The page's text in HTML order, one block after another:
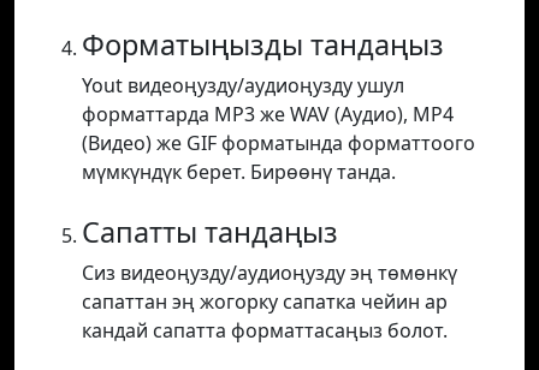
Форматыңызды тандаңыз
Yout видеоңузду/аудиоңузду ушул
форматтарда MP3 же WAV (Аудио), MP4
(Видео) же GIF форматында форматтоого
мүмкүндүк берет. Бирөөнү танда.
Сапатты тандаңыз
Сиз видеоңузду/аудиоңузду эң төмөнкү
сапаттан эң жогорку сапатка чейин ар
кандай сапатта форматтасаңыз болот.